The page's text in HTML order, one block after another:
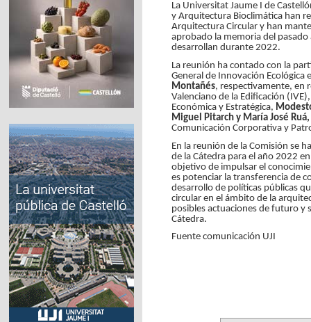
La Universitat Jaume I de
y Arquitectura Bioclimática han
Arquitectura Circular y han
aprobado la memoria del pasado
desarrollan durante 2022.
La reunión ha contado con la
General de Innovación Ecológica
Montañés, respectivamente, en
Valenciano de la Edificación
Económica y Estratégica,
Miguel Pitarch y María José Ruá,
Comunicación Corporativa y
En la reunión de la Comisión se
de la Cátedra para el año 2022
objetivo de impulsar el
es potenciar la transferencia de
desarrollo de políticas públicas
circular en el ámbito de la
posibles actuaciones de futuro y
Cátedra.
Fuente comunicación UJI